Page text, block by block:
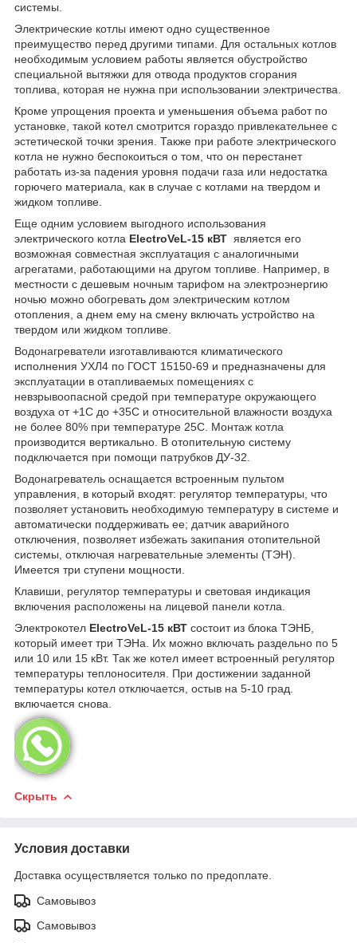
системы.
Электрические котлы имеют одно существенное
преимущество перед другими типами. Для остальных котлов
необходимым условием работы является обустройство
специальной вытяжки для отвода продуктов сгорания
топлива, которая не нужна при использовании электричества.
Кроме упрощения проекта и уменьшения объема работ по
установке, такой котел смотрится гораздо привлекательнее с
эстетической точки зрения. Также при работе электрического
котла не нужно беспокоиться о том, что он перестанет
работать из-за падения уровня подачи газа или недостатка
горючего материала, как в случае с котлами на твердом и
жидком топливе.
Еще одним условием выгодного использования
электрического котла ElectroVeL-15 кВТ является его
возможная совместная эксплуатация с аналогичными
агрегатами, работающими на другом топливе. Например, в
местности с дешевым ночным тарифом на электроэнергию
ночью можно обогревать дом электрическим котлом
отопления, а днем ему на смену включать устройство на
твердом или жидком топливе.
Водонагреватели изготавливаются климатического
исполнения УХЛ4 по ГОСТ 15150-69 и предназначены для
эксплуатации в отапливаемых помещениях с
невзрывоопасной средой при температуре окружающего
воздуха от +1С до +35С и относительной влажности воздуха
не более 80% при температуре 25С. Монтаж котла
производится вертикально. В отопительную систему
подключается при помощи патрубков ДУ-32.
Водонагреватель оснащается встроенным пультом
управления, в который входят: регулятор температуры, что
позволяет установить необходимую температуру в системе и
автоматически поддерживать ее; датчик аварийного
отключения, позволяет избежать закипания отопительной
системы, отключая нагревательные элементы (ТЭН).
Имеется три ступени мощности.
Клавиши, регулятор температуры и световая индикация
включения расположены на лицевой панели котла.
Электрокотел ElectroVeL-15 кВТ состоит из блока ТЭНБ,
который имеет три ТЭНа. Их можно включать раздельно по 5
или 10 или 15 кВт. Так же котел имеет встроенный регулятор
температуры теплоносителя. При достижении заданной
температуры котел отключается, остыв на 5-10 град.
включается снова.
Скрыть
Условия доставки
Доставка осуществляется только по предоплате.
Самовывоз
Самовывоз